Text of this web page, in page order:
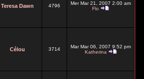
Teresa Dawn 4796
Mer Mar 21, 2007 2:00 am
Flo
Célou 3714
Mar Mar 06, 2007 9:52 pm
Katherina